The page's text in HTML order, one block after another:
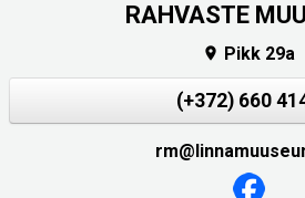
RAHVASTE
 Pikk 29a
(+372) 660